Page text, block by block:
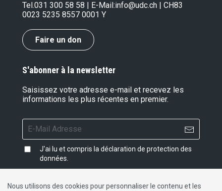
Tel.031 300 58 58 | E-Mail:info@udc.ch | CH83
0023 5235 8557 0001 Y
Faire un don
S'abonner à la newsletter
Saisissez votre adresse e-mail et recevez les
informations les plus récentes en premier.
J'ai lu et compris ladéclaration de protection des
données.
Nous utilisons des cookies pour personnaliser le contenu et les